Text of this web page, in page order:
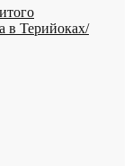
в Терийоках/